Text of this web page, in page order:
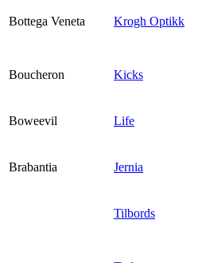
Bottega Veneta Krogh Optikk
Boucheron Kicks
Boweevil Life
Brabantia Jernia
Tilbords